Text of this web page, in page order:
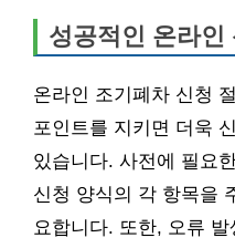
성공적인 온라인
온라인 조기폐차 신청
포인트를 지키면 더욱
있습니다. 사전에 필요
신청 양식의 각 항목을
요합니다. 또한, 오류